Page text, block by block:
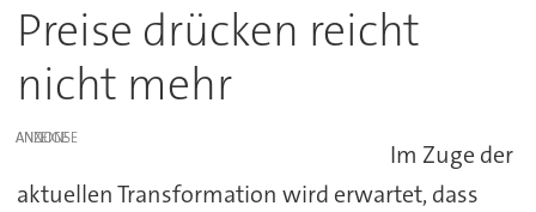
Preise drücken reicht
nicht mehr
ANZEIGE
Im Zuge der
aktuellen Transformation wird erwartet, dass